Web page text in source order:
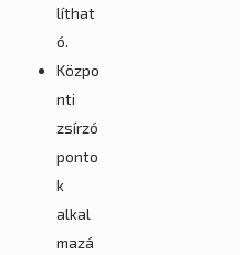
líthat
ó.
Közpo
nti
zsírzó
ponto
k
alkal
mazá